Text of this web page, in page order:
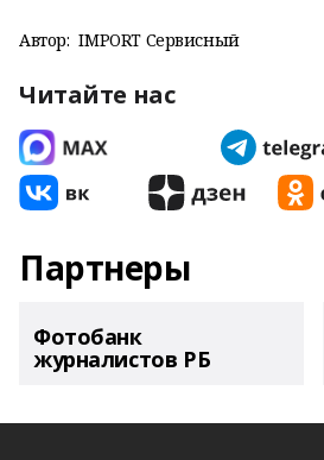
Автор: IMPORT Сервисный
Читайте нас
Партнеры
Фотобанк
журналистов РБ